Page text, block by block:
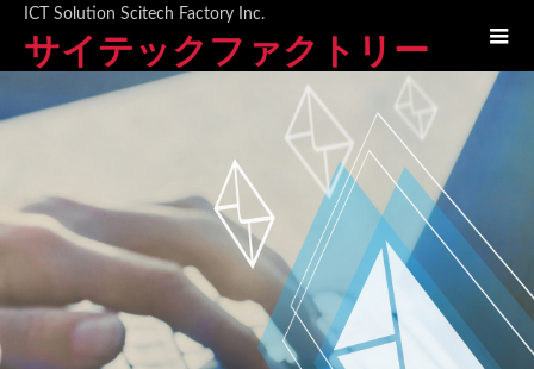
ICT Solution Scitech Factory Inc.
サイテックファクトリー